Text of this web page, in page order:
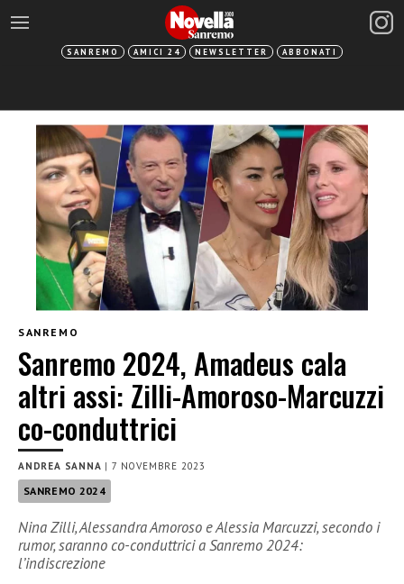
SANREMO AMICI 24 NEWSLETTER ABBONATI
SANREMO
Sanremo 2024, Amadeus cala
altri assi: Zilli-Amoroso-Marcuzzi
co-conduttrici
ANDREA SANNA |7 NOVEMBRE 2023
SANREMO 2024
Nina Zilli, Alessandra Amoroso e Alessia Marcuzzi, secondo i
rumor, saranno co-conduttrici a Sanremo 2024:
l’indiscrezione